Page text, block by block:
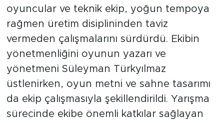
oyuncular ve teknik ekip, yoğun tempoya
rağmen üretim disiplininden taviz
vermeden çalışmalarını sürdürdü. Ekibin
yönetmenliğini oyunun yazarı ve
yönetmeni Süleyman Türkyılmaz
üstlenirken, oyun metni ve sahne tasarımı
da ekip çalışmasıyla şekillendirildi. Yarışma
sürecinde ekibe önemli katkılar sağlayan